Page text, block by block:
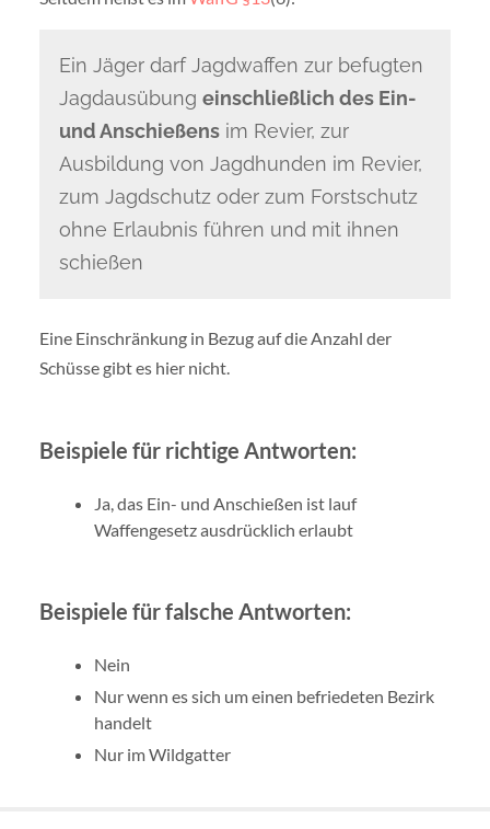
Ein Jäger darf Jagdwaffen zur befugten
Jagdausübung einschließlich des Ein-
und Anschießensim Revier, zur
Ausbildung von Jagdhunden im Revier,
zum Jagdschutz oder zum Forstschutz
ohne Erlaubnis führen und mit ihnen
schießen
Eine Einschränkung in Bezug auf die Anzahl der
Schüsse gibt es hier nicht.
Beispiele für richtige Antworten:
Ja, das Ein- und Anschießen ist lauf
Waffengesetz ausdrücklich erlaubt
Beispiele für falsche Antworten:
Nein
Nur wenn es sich um einen befriedeten Bezirk
handelt
Nur im Wildgatter